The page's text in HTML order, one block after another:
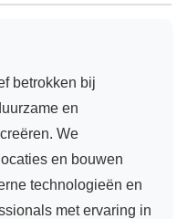
betrokken bij
en
We
en bouwen
technologieën en
met ervaring in